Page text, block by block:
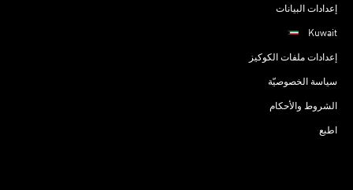
إعدادات البيانات
Kuwait
إعدادات ملفات الكوكيز
سياسة الخصوصيّة
الشروط والأحكام
اطبع